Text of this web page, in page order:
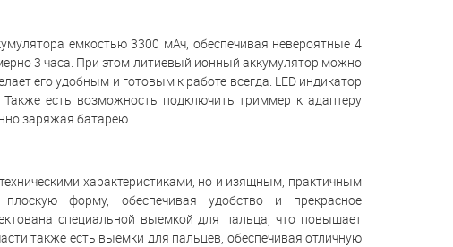
емкостью 3300 мАч, обеспечивая невероятные 4
3 часа. При этом литиевый ионный аккумулятор можно
его удобным и готовым к работе всегда. LED индикатор
есть возможность подключить триммер к адаптеру
заряжая батарею.
характеристиками, но и изящным, практичным
форму, обеспечивая удобство и прекрасное
специальной выемкой для пальца, что повышает
также есть выемки для пальцев, обеспечивая отличную